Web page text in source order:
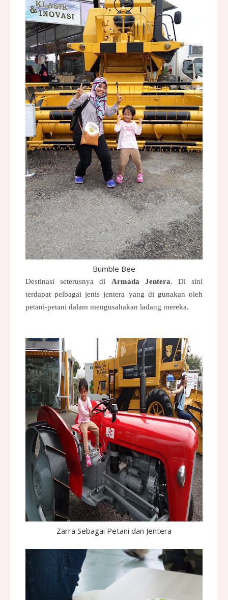
Bumble Bee
Destinasi seterusnya di Armada Jentera. Di sini
terdapat pelbagai jenis jentera yang di gunakan oleh
petani-petani dalam mengusahakan ladang mereka.
Zarra Sebagai Petani dan Jentera